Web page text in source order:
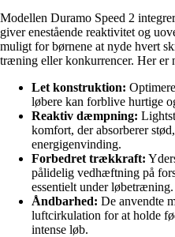
Modellen Duramo Speed 2
giver enestående reaktivitet og
muligt for børnene at nyde hvert
træning eller konkurrencer. Her er
Let konstruktion:
løbere kan forblive hurtige
Reaktiv dæmpning:
komfort, der absorberer
energigenvinding.
Forbedret trækkraft:
pålidelig vedhæftning på
essentielt under løbetræning.
Åndbarhed: De anvendte
luftcirkulation for at holde
intense løb.